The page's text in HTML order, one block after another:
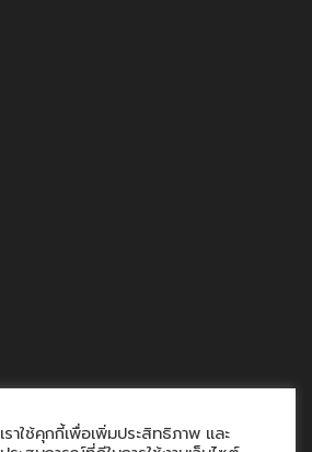
เราใช้คุกกี้เพื่อเพิ่มประสิทธิภาพ และ